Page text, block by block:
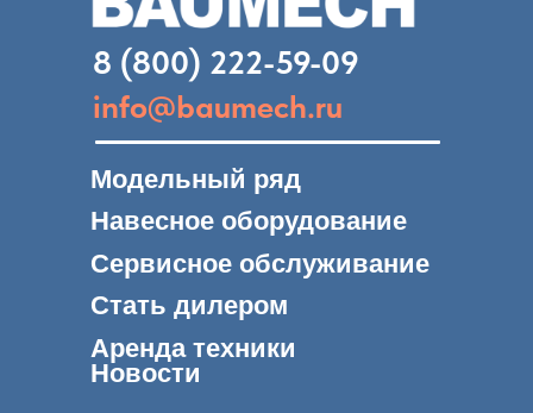
Модельный ряд
Навесное оборудование
Стать дилером
Новости
Аренда техники
Сервисное обслуживание
info@baumech.ru
8 (800) 222-59-09